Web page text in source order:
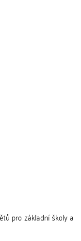
pro základní školy a